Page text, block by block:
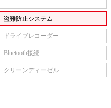
盗難防止システム
ドライブレコーダー
Bluetooth接続
クリーンディーゼル